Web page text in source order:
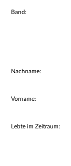
Band:
Nachname:
Vorname:
Lebte im Zeitraum: